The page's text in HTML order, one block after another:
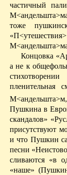
частичный
М<андельшта>
тоже
«П<утешествия
М<андельшта>
Концовка «
а не к
пленительная
М<андельшта
Пушкина в
скандалов»
присутствуют
и что Пушкин
песни
сливаются «в
«наше»